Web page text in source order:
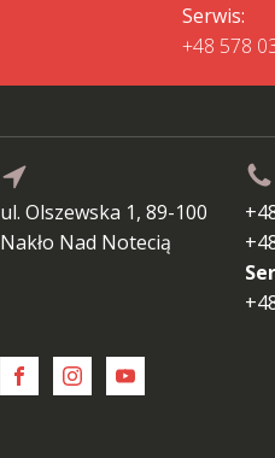
Serwis:
+48 578
ul. Olszewska 1, 89-100
Nakło Nad Notecią